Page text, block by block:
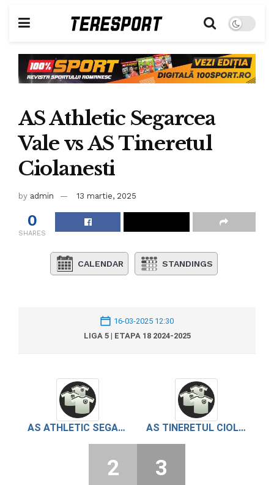
AS Athletic Segarcea
Vale vs AS Tineretul
Ciolanesti
by admin 13 martie, 2025
0
SHARES
CALENDAR STANDINGS
16-03-2025 12:30
LIGA 5 | ETAPA 18 2024-2025
AS ATHLETIC SEGARCEA VALE AS TINERETUL CIOLANESTI
2 3